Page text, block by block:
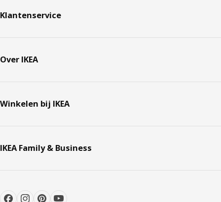
Klantenservice
Over IKEA
Winkelen bij IKEA
IKEA Family & Business